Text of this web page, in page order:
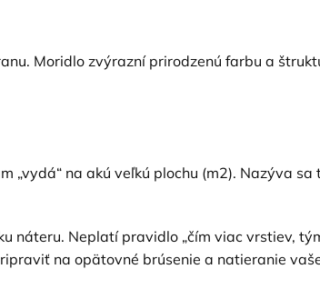
Moridlo zvýrazní prirodzenú farbu a
„vydá“ na akú veľkú plochu (m2). Nazýva
náteru. Neplatí pravidlo „čím viac vrstiev,
na opätovné brúsenie a natieranie